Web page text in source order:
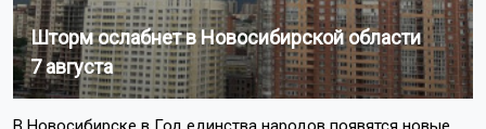
Шторм ослабнет в Новосибирской области
7 августа